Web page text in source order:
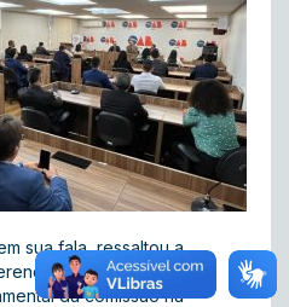
sua fala, ressaltou a
e ser referência,
da comissão na